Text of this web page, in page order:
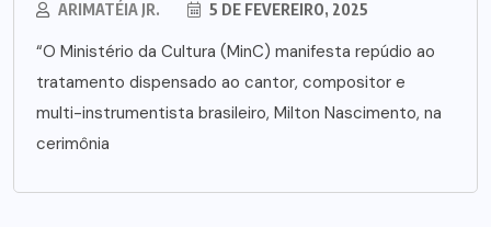
ARIMATÉIA JR. 5 DE FEVEREIRO, 2025
“O Ministério da Cultura (MinC) manifesta repúdio ao
tratamento dispensado ao cantor, compositor e
multi-instrumentista brasileiro, Milton Nascimento, na
cerimônia